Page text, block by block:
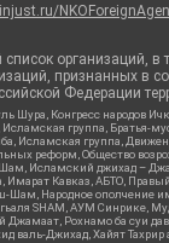
организаций, в
признанных в
Федерации
Конгресс народов
группа, Братья-
Исламская группа,
реформ, Общество
Исламский джихад –
Имарат Кавказ, АБТО,
Шам, Народное ополчение
SHAM, АУМ Синрике,
Джамаат, Рохнамо ба суи
валь-Джихад, Хайят